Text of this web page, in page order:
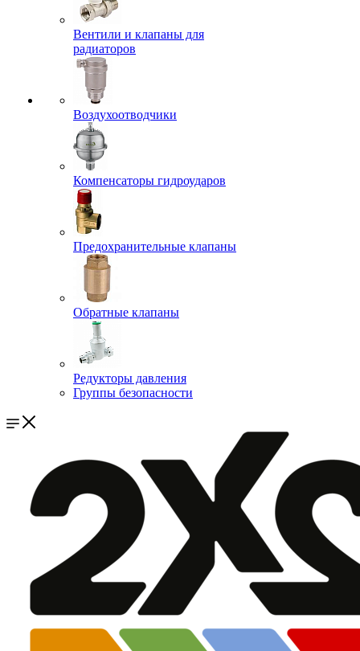
Вентили и клапаны для
радиаторов
Воздухоотводчики
Компенсаторы гидроударов
Предохранительные клапаны
Обратные клапаны
Редукторы давления
Группы безопасности